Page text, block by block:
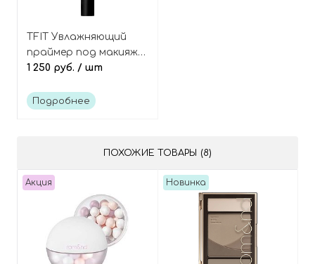
TFIT Увлажняющий
праймер под макияж с
гиалуроновой
Vanish Art Primer
1 250 руб. / шт
Подробнее
ПОХОЖИЕ ТОВАРЫ (8)
Акция Новинка